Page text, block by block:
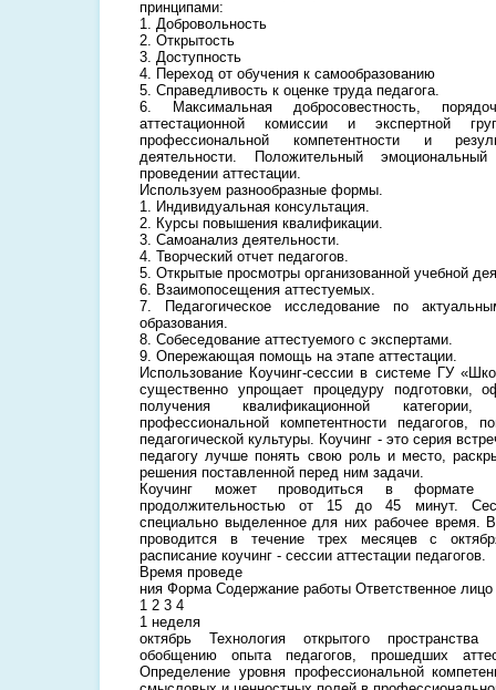
принципами:
1. Добровольность
2. Открытость
3. Доступность
4. Переход от обучения к самообразованию
5. Справедливость к оценке труда педагога.
6. Максимальная добросовестность,
аттестационной комиссии и экспертной
профессиональной компетентности и
деятельности. Положительный
проведении аттестации.
Используем разнообразные формы.
1. Индивидуальная консультация.
2. Курсы повышения квалификации.
3. Самоанализ деятельности.
4. Творческий отчет педагогов.
5. Открытые просмотры организованной учебной
6. Взаимопосещения аттестуемых.
7. Педагогическое исследование по
образования.
8. Собеседование аттестуемого с экспертами.
9. Опережающая помощь на этапе аттестации.
Использование Коучинг-сессии в системе ГУ
существенно упрощает процедуру подготовки,
получения квалификационной категории,
профессиональной компетентности педагогов,
педагогической культуры. Коучинг - это серия
педагогу лучше понять свою роль и место,
решения поставленной перед ним задачи.
Коучинг может проводиться в формате
продолжительностью от 15 до 45 минут.
специально выделенное для них рабочее время.
проводится в течение трех месяцев с
расписание коучинг - сессии аттестации педагогов.
Время проведе
ния Форма Содержание работы Ответственное лицо
1 2 3 4
1 неделя
октябрь Технология открытого
обобщению опыта педагогов, прошедших
Определение уровня профессиональной